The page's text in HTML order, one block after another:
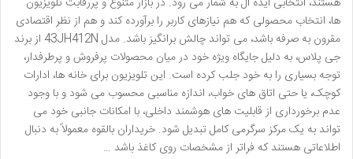
ها، انتخاب محصولی که هم نیازهای کاربر را برآورده کند و هم از نظر اقتصادی
مقرون به صرفه باشد، می تواند چالش برانگیز باشد. مدل 43JH412N از برند
جی پلاس، به دلیل جایگاه ویژه خود در میان محصولات پرفروش و پرطرفدار،
توجه بسیاری را به خود جلب کرده است. این تلویزیون برای خانه ها، ادارات
کوچک، یا حتی اتاق های خواب، اندازه مناسبی محسوب می شود و با وجود
عدم برخورداری از قابلیت های هوشمند داخلی، با امکانات جانبی خود می
تواند به یک مرکز سرگرمی کامل تبدیل شود. خریداران بالقوه معمولاً به دنبال
اطلاعاتی هستند که فراتر از مشخصات روی کاغذ باشد …